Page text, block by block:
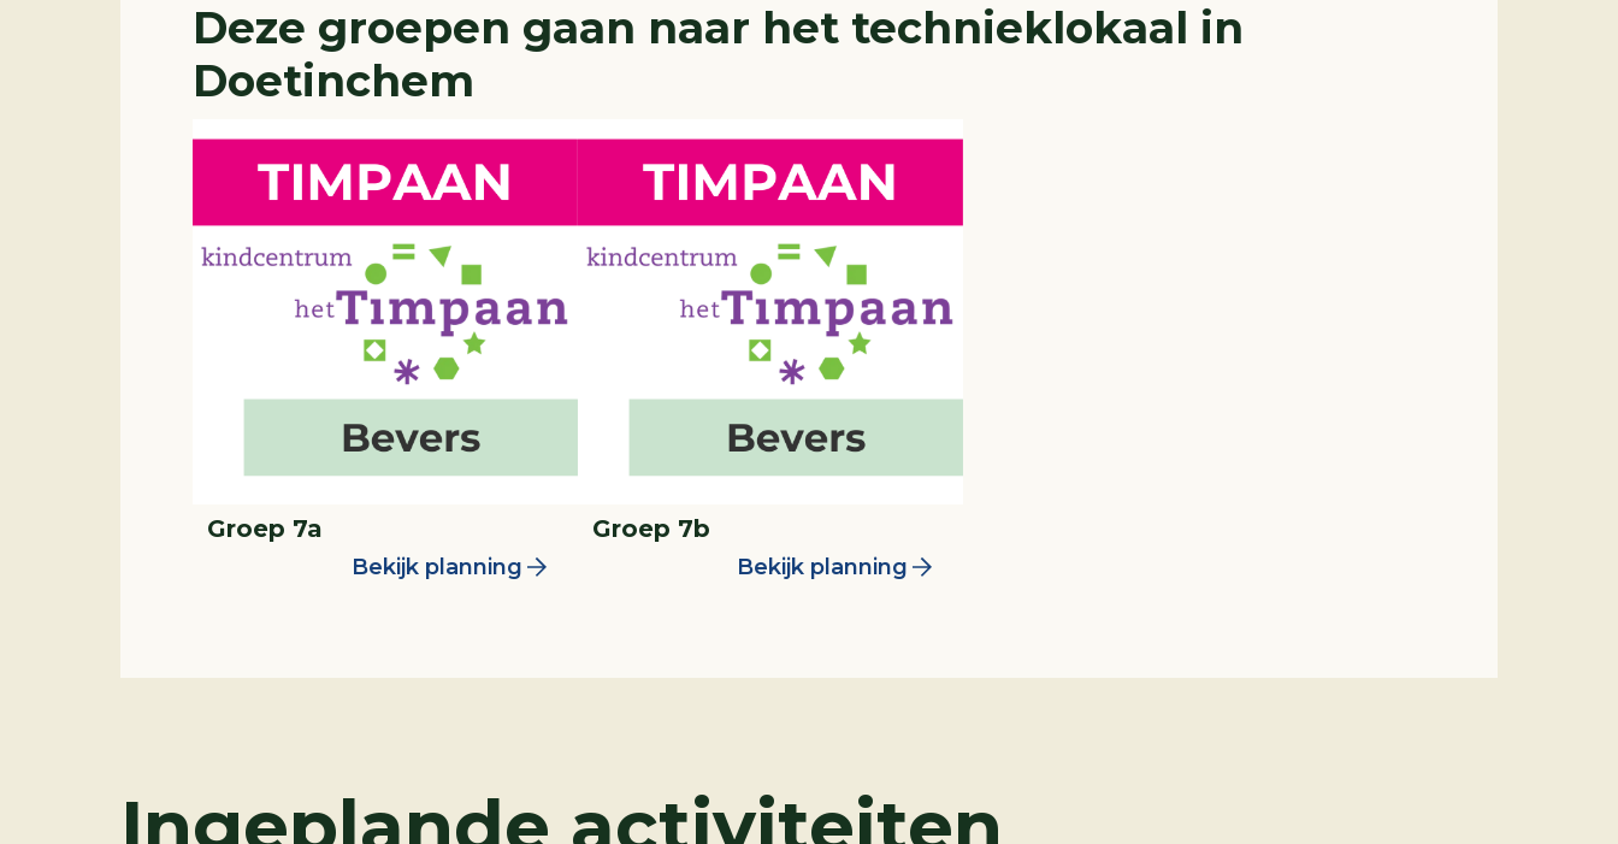
Deze groepen gaan naar het technieklokaal in
Doetinchem
Groep 7a
Bekijk planning
Groep 7b
Bekijk planning